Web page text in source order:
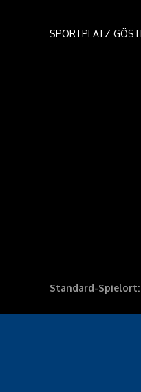
SPORTPLATZ
Standard-Spielort: